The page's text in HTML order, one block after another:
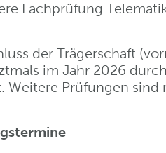
Fachprüfung
der Trägerschaft
im Jahr 2026
Weitere Prüfungen sind